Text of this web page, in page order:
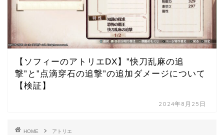
【ソフィーのアトリエDX】”快刀乱麻の追
撃”と”点滴穿石の追撃”の追加ダメージについて
【検証】
2024年8月25日
HOME アトリエ